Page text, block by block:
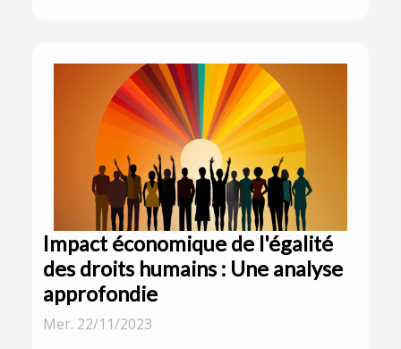
Impact économique de l'égalité
des droits humains : Une analyse
approfondie
Mer. 22/11/2023